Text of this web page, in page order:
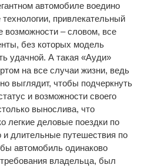
автомобиле воедино
привлекательный
возможности – словом, все
без которых модель
удачной. А такая «Ауди»
на все случаи жизни, ведь
выглядит, чтобы подчеркнуть
и возможности своего
вынослива, что
легкие деловые поездки по
и длительные путешествия по
автомобиль одинаково
владельца, был